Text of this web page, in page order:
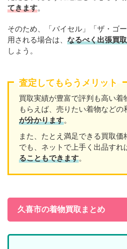
てきます。
そのため、「バイセル」「ザ・ゴ
用される場合は、 なるべく出張買
しょう。
査定してもらうメリット
買取実績が豊富で評判も高い着
もらえば、売りたい着物などの
が分かります。
また、たとえ満足できる買取
でも、ネットで上手く出品すれ
ることもできます。
久喜市の着物買取まとめ